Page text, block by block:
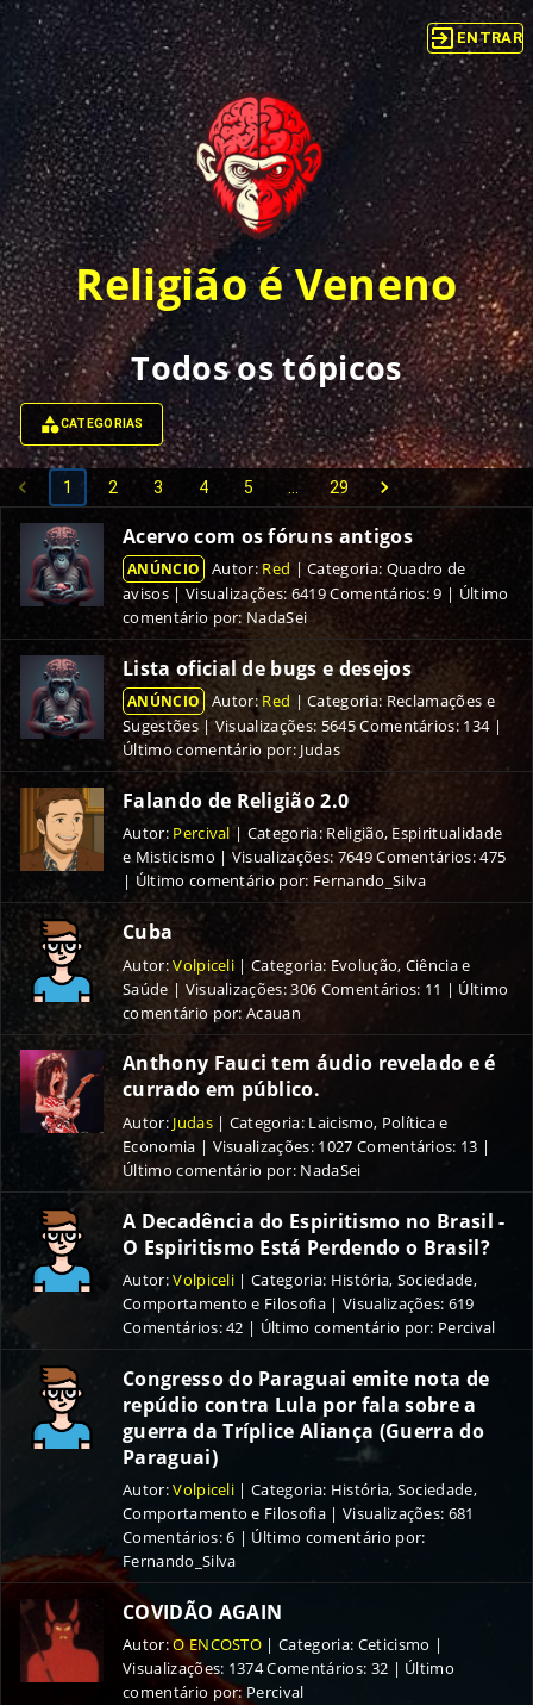
ENTRAR
Religião é Veneno
Todos os tópicos
CATEGORIAS
1 2 3 4 5 29
Acervo com os fóruns antigos
ANÚNCIO Autor:Red| Categoria: Quadro de
avisos| Visualizações:6419Comentários:9 | Último
comentário por: NadaSei
Lista oficial de bugs e desejos
ANÚNCIO Autor: Red | Categoria: Reclamações e
Sugestões|Visualizações: 5645Comentários: 134|
Último comentário por: Judas
Falando de Religião 2.0
Autor: Percival| Categoria:Religião, Espiritualidade
e Misticismo| Visualizações: 7649Comentários:475
| Último comentário por: Fernando_Silva
Cuba
Autor:Volpiceli | Categoria: Evolução, Ciência e
Saúde | Visualizações:306 Comentários: 11 | Último
comentário por: Acauan
Anthony Fauci tem áudio revelado e é
currado em público.
Autor: Judas| Categoria: Laicismo, Política e
Economia | Visualizações: 1027 Comentários: 13 |
Último comentário por: NadaSei
A Decadência do Espiritismo no Brasil -
O Espiritismo Está Perdendo o Brasil?
Autor:Volpiceli | Categoria: História, Sociedade,
Comportamento e Filosofia | Visualizações: 619
Comentários:42 | Último comentário por: Percival
Congresso do Paraguai emite nota de
repúdio contra Lula por fala sobre a
guerra da Tríplice Aliança (Guerra do
Paraguai)
Autor:Volpiceli | Categoria: História, Sociedade,
Comportamento e Filosofia | Visualizações: 681
Comentários:6 | Último comentário por:
Fernando_Silva
COVIDÃO AGAIN
Autor:O ENCOSTO | Categoria: Ceticismo |
Visualizações: 1374Comentários: 32 | Último
comentário por: Percival